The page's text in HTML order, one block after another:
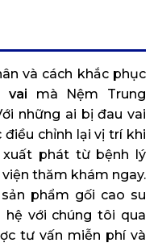
và cách khắc phục
vai mà Nệm Trung
những ai bị đau vai
chỉnh lại vị trí khi
xuất phát từ bệnh lý
thăm khám ngay.
phẩm gối cao su
hệ với chúng tôi qua
tư vấn miễn phí và